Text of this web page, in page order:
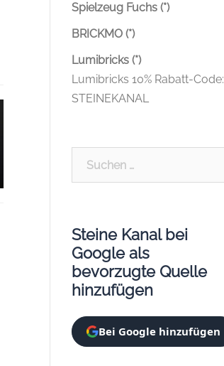
Spielzeug Fuchs (*)
BRICKMO (*)
Lumibricks (*)
Lumibricks 10% Rabatt-Code:
STEINEKANAL
Steine Kanal bei
Google als
bevorzugte Quelle
hinzufügen
Bei Google hinzufügen